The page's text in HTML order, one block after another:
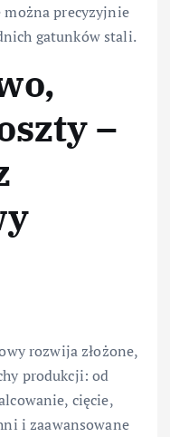
precyzyjnie
gatunków stali.
–
rozwija złożone,
produkcji: od
cięcie,
i zaawansowane